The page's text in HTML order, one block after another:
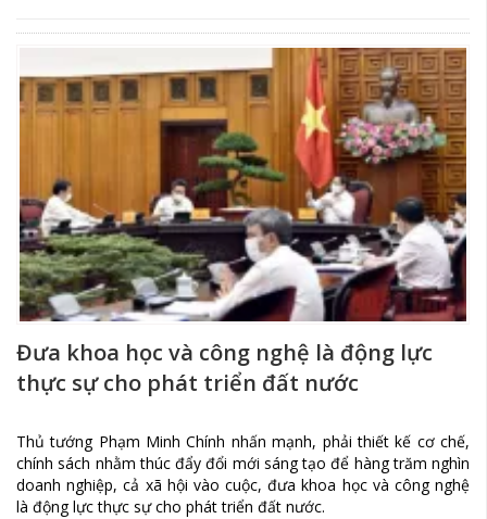
Đưa khoa học và công nghệ là động lực
thực sự cho phát triển đất nước
Thủ tướng Phạm Minh Chính nhấn mạnh, phải thiết kế cơ chế,
chính sách nhằm thúc đẩy đổi mới sáng tạo để hàng trăm nghìn
doanh nghiệp, cả xã hội vào cuộc, đưa khoa học và công nghệ
là động lực thực sự cho phát triển đất nước.